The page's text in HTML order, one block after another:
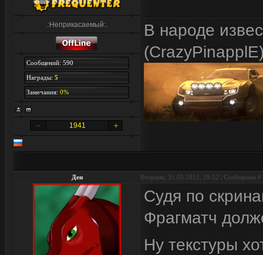
.:Неприкасаемый:.
Сообщений: 590
Награды: 5
Замечания: 0%
1941
В народе
Ден Вторник, 31.05.2011, 19:52 | Сообщение #
Судя по
Фрагматч
Ну текстуры